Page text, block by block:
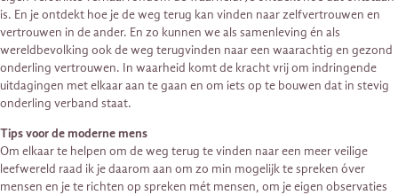
is. En je ontdekt hoe je de weg terug kan vinden naar zelfvertrouwen en
vertrouwen in de ander. En zo kunnen we als samenleving én als
wereldbevolking ook de weg terugvinden naar een waarachtig en gezond
onderling vertrouwen. In waarheid komt de kracht vrij om indringende
uitdagingen met elkaar aan te gaan en om iets op te bouwen dat in stevig
onderling verband staat.
Tips voor de moderne mens
Om elkaar te helpen om de weg terug te vinden naar een meer veilige
leefwereld raad ik je daarom aan om zo min mogelijk te spreken óver
mensen en je te richten op spreken mét mensen, om je eigen observaties